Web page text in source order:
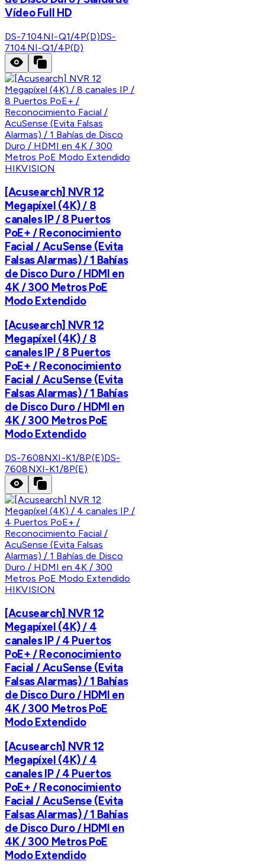
Vídeo Full HD
DS-7104NI-Q1/4P(D)DS-
7104NI-Q1/4P(D)
HIKVISION
[Acusearch] NVR 12
Megapíxel (4K) / 8
canales IP / 8 Puertos
PoE+ / Reconocimiento
Facial / AcuSense (Evita
Falsas Alarmas) / 1 Bahías
de Disco Duro / HDMI en
4K / 300 Metros PoE
Modo Extendido
[Acusearch] NVR 12
Megapíxel (4K) / 8
canales IP / 8 Puertos
PoE+ / Reconocimiento
Facial / AcuSense (Evita
Falsas Alarmas) / 1 Bahías
de Disco Duro / HDMI en
4K / 300 Metros PoE
Modo Extendido
DS-7608NXI-K1/8P(E)DS-
7608NXI-K1/8P(E)
HIKVISION
[Acusearch] NVR 12
Megapíxel (4K) / 4
canales IP / 4 Puertos
PoE+ / Reconocimiento
Facial / AcuSense (Evita
Falsas Alarmas) / 1 Bahías
de Disco Duro / HDMI en
4K / 300 Metros PoE
Modo Extendido
[Acusearch] NVR 12
Megapíxel (4K) / 4
canales IP / 4 Puertos
PoE+ / Reconocimiento
Facial / AcuSense (Evita
Falsas Alarmas) / 1 Bahías
de Disco Duro / HDMI en
4K / 300 Metros PoE
Modo Extendido